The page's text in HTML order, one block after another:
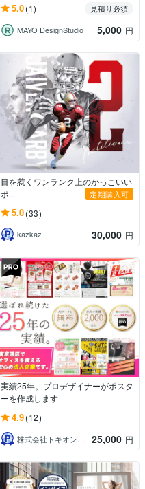
5.0(1)
見積り必須
MAYO DesignStudio
5,000 円
目を惹くワンランク上のかっこいい
ポ...
定期購入可
5.0(33)
kazkaz 30,000 円
実績25年。プロデザイナーがポスタ
ーを作成します
4.9(12)
株式会社トキオン 広告制作 25,000 円